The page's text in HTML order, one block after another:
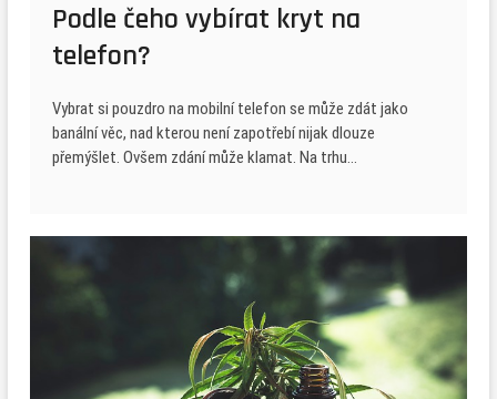
Podle čeho vybírat kryt na
telefon?
Vybrat si pouzdro na mobilní telefon se může zdát jako
banální věc, nad kterou není zapotřebí nijak dlouze
přemýšlet. Ovšem zdání může klamat. Na trhu…